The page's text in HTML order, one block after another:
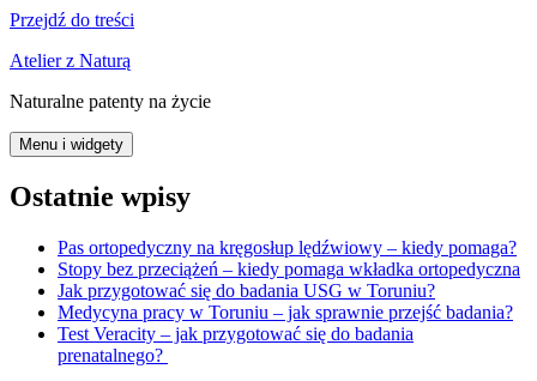
Przejdź do treści
Atelier z Naturą
Naturalne patenty na życie
Menu i widgety
Ostatnie wpisy
Pas ortopedyczny na kręgosłup lędźwiowy – kiedy pomaga?
Stopy bez przeciążeń – kiedy pomaga wkładka ortopedyczna
Jak przygotować się do badania USG w Toruniu?
Medycyna pracy w Toruniu – jak sprawnie przejść badania?
Test Veracity – jak przygotować się do badania
prenatalnego?